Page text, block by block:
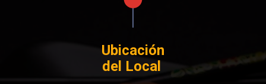
Ubicación
del Local